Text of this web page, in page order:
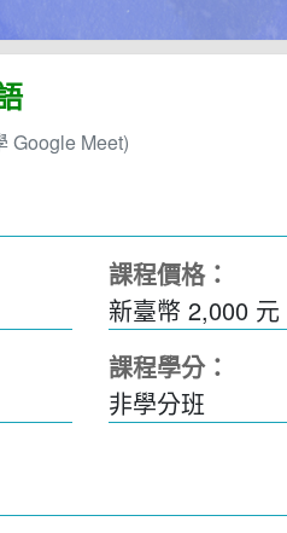
Google Meet)
課程價格：
新臺幣 2,000 元
課程學分：
非學分班